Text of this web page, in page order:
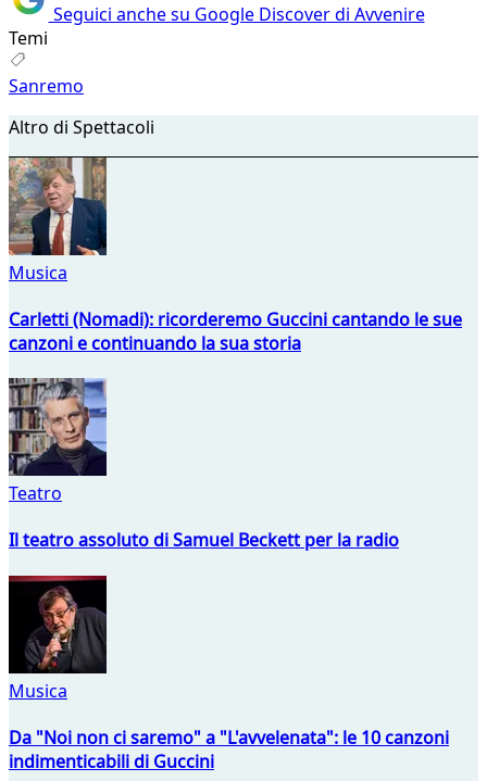
Seguici anche su Google Discover di Avvenire
Temi
Sanremo
Altro di Spettacoli
Musica
Carletti (Nomadi): ricorderemo Guccini cantando le sue
canzoni e continuando la sua storia
Teatro
Il teatro assoluto di Samuel Beckett per la radio
Musica
Da "Noi non ci saremo" a "L'avvelenata": le 10 canzoni
indimenticabili di Guccini